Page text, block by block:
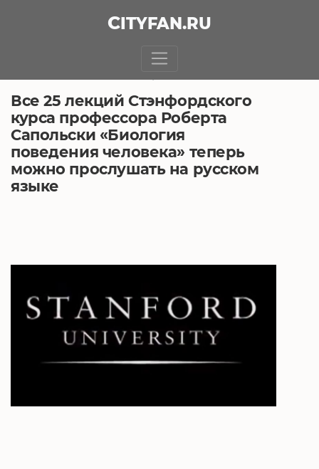
CITYFAN.RU
Все 25 лекций Стэнфордского
курса профессора Роберта
Сапольски «Биология
поведения человека» теперь
можно прослушать на русском
языке